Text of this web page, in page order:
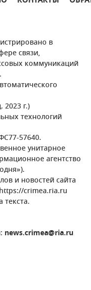
в
связи,
коммуникаций
г.)
технологий
57640.
унитарное
агентство
и новостей сайта
crimea.ria.ru
текста.
news.crimea@ria.ru